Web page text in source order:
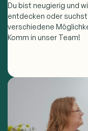
Du bist neugierig und
entdecken oder
verschiedene
Komm in unser Team!